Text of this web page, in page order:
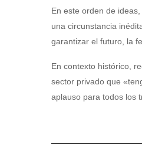
En este orden de
una circunstancia
garantizar el futuro, la
En contexto histórico,
sector privado que
aplauso para todos los